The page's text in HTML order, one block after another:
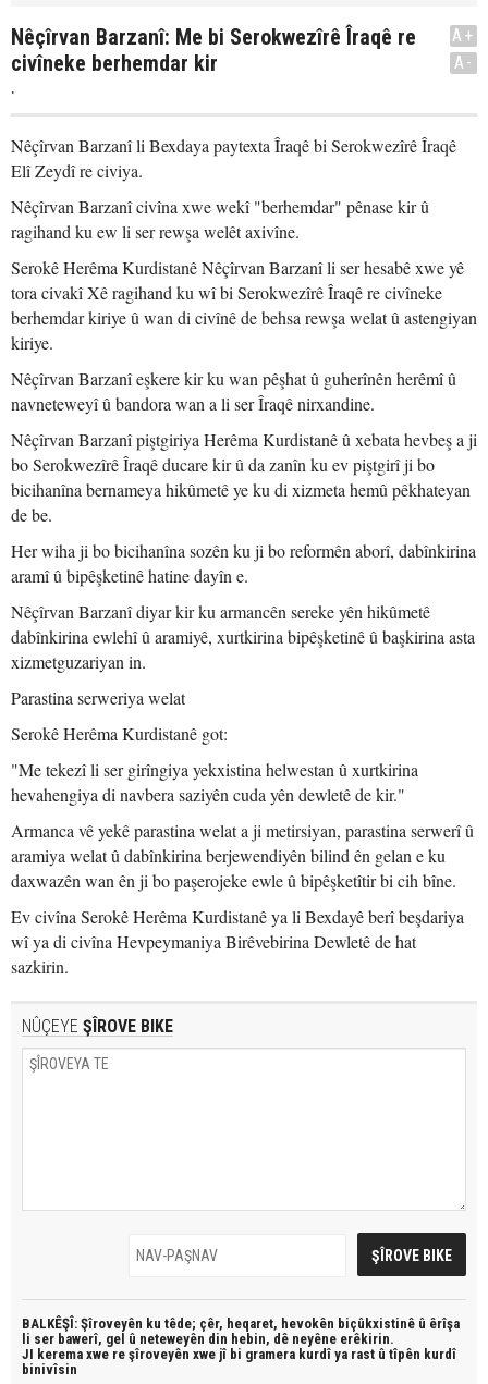
Nêçîrvan Barzanî: Me bi Serokwezîrê Îraqê re
civîneke berhemdar kir
.
A+
A-
Nêçîrvan Barzanî li Bexdaya paytexta Îraqê bi Serokwezîrê Îraqê
Elî Zeydî re civiya.
Nêçîrvan Barzanî civîna xwe wekî "berhemdar" pênase kir û
ragihand ku ew li ser rewşa welêt axivîne.
Serokê Herêma Kurdistanê Nêçîrvan Barzanî li ser hesabê xwe yê
tora civakî Xê ragihand ku wî bi Serokwezîrê Îraqê re civîneke
berhemdar kiriye û wan di civînê de behsa rewşa welat û astengiyan
kiriye.
Nêçîrvan Barzanî eşkere kir ku wan pêşhat û guherînên herêmî û
navneteweyî û bandora wan a li ser Îraqê nirxandine.
Nêçîrvan Barzanî piştgiriya Herêma Kurdistanê û xebata hevbeş a ji
bo Serokwezîrê Îraqê ducare kir û da zanîn ku ev piştgirî ji bo
bicihanîna bernameya hikûmetê ye ku di xizmeta hemû pêkhateyan
de be.
Her wiha ji bo bicihanîna sozên ku ji bo reformên aborî, dabînkirina
aramî û bipêşketinê hatine dayîn e.
Nêçîrvan Barzanî diyar kir ku armancên sereke yên hikûmetê
dabînkirina ewlehî û aramiyê, xurtkirina bipêşketinê û başkirina asta
xizmetguzariyan in.
Parastina serweriya welat
Serokê Herêma Kurdistanê got:
"Me tekezî li ser girîngiya yekxistina helwestan û xurtkirina
hevahengiya di navbera saziyên cuda yên dewletê de kir."
Armanca vê yekê parastina welat a ji metirsiyan, parastina serwerî û
aramiya welat û dabînkirina berjewendiyên bilind ên gelan e ku
daxwazên wan ên ji bo paşerojeke ewle û bipêşketîtir bi cih bîne.
Ev civîna Serokê Herêma Kurdistanê ya li Bexdayê berî beşdariya
wî ya di civîna Hevpeymaniya Birêvebirina Dewletê de hat
sazkirin.
NÛÇEYE ŞÎROVE BIKE
BALKÊŞÎ: Şîroveyên ku têde; çêr, heqaret, hevokên biçûkxistinê û êrîşa
li ser bawerî, gel û neteweyên din hebin, dê neyêne erêkirin.
JI kerema xwe re şîroveyên xwe jî bi gramera kurdî ya rast û tîpên kurdî
binivîsin